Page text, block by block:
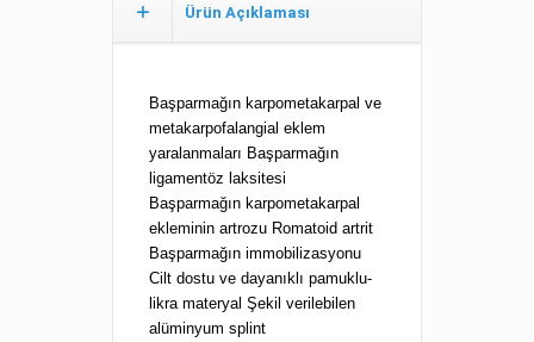
Ürün Açıklaması
Başparmağın karpometakarpal ve
metakarpofalangial eklem
yaralanmaları Başparmağın
ligamentöz laksitesi
Başparmağın karpometakarpal
ekleminin artrozu Romatoid artrit
Başparmağın immobilizasyonu
Cilt dostu ve dayanıklı pamuklu-
likra materyal Şekil verilebilen
alüminyum splint